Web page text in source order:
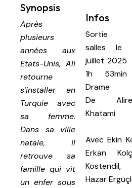
Synopsis
Après
plusieurs
années aux
Etats-Unis, Ali
retourne
s’installer en
Turquie avec
sa femme.
Dans sa ville
natale, il
retrouve sa
famille qui vit
un enfer sous
Infos
Sortie
salles le
juillet 2025
1h
Drame
De
Khatami
Avec Ekin
Erkan
Köstendil,
Hazar